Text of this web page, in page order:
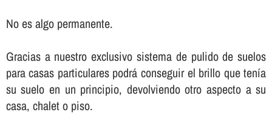
No es algo permanente.
Gracias a nuestro exclusivo sistema de pulido de suelos
para casas particulares podrá conseguir el brillo que tení­a
su suelo en un principio, devolviendo otro aspecto a su
casa, chalet o piso.